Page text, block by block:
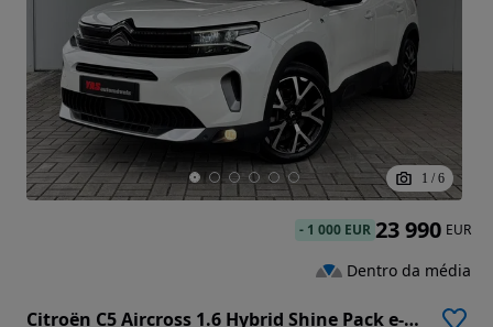
1 / 6
Citroën C5 Aircross 1.6 Hybrid Shine Pack e-EAT8
- 1 000 EUR 23 990 EUR
Dentro da média